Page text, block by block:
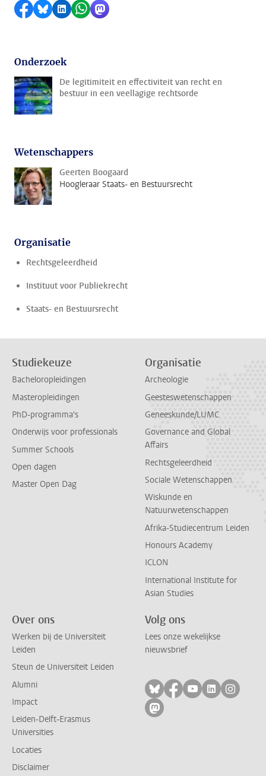
Delen op Facebook
Delen via Bluesky
Delen op LinkedIn
Delen via WhatsApp
Delen via Mastodon
Onderzoek
De legitimiteit en effectiviteit van recht en
bestuur in een veellagige rechtsorde
Wetenschappers
Geerten Boogaard
Hoogleraar Staats- en Bestuursrecht
Organisatie
Rechtsgeleerdheid
Instituut voor Publiekrecht
Staats- en Bestuursrecht
Studiekeuze
Bacheloropleidingen
Masteropleidingen
PhD-programma's
Onderwijs voor professionals
Summer Schools
Open dagen
Master Open Dag
Organisatie
Archeologie
Geesteswetenschappen
Geneeskunde/LUMC
Governance and Global
Affairs
Rechtsgeleerdheid
Sociale Wetenschappen
Wiskunde en
Natuurwetenschappen
Afrika-Studiecentrum Leiden
Honours Academy
ICLON
International Institute for
Asian Studies
Over ons
Werken bij de Universiteit
Leiden
Steun de Universiteit Leiden
Alumni
Impact
Leiden-Delft-Erasmus
Universities
Locaties
Disclaimer
Volg ons
Lees onze wekelijkse
nieuwsbrief
Volg ons op bluesky
Volg ons op
Volg ons op
Volg ons
Volg
Volg ons op mastodon